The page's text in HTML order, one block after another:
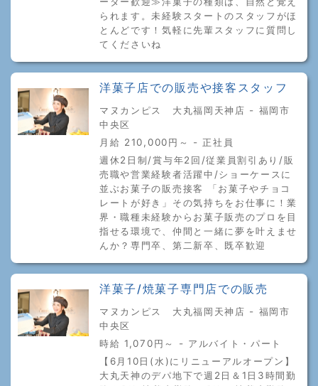
られます。未経験スタートのスタッフがほ
とんどです！気軽に先輩スタッフに質問し
てくださいね
洋菓子店での販売や接客スタッフ
マヌカンピス 大丸福岡天神店 - 福岡市
中央区
月給 210,000円～ - 正社員
週休2日制/賞与年2回/従業員割引あり/販
売職や営業経験者活躍中/ショーケースに
並ぶお菓子の販売接客 「お菓子やチョコ
レートが好き」その気持ちをお仕事に！業
界・職種未経験からお菓子販売のプロを目
指せる環境で、仲間と一緒に夢を叶えませ
んか？専門卒、第二新卒、既卒歓迎
洋菓子/焼菓子専門店での販売
マヌカンピス 大丸福岡天神店 - 福岡市
中央区
時給 1,070円～ - アルバイト・パート
【6月10日(水)にリニューアルオープン】
大丸天神のデパ地下で週2日＆1日3時間勤